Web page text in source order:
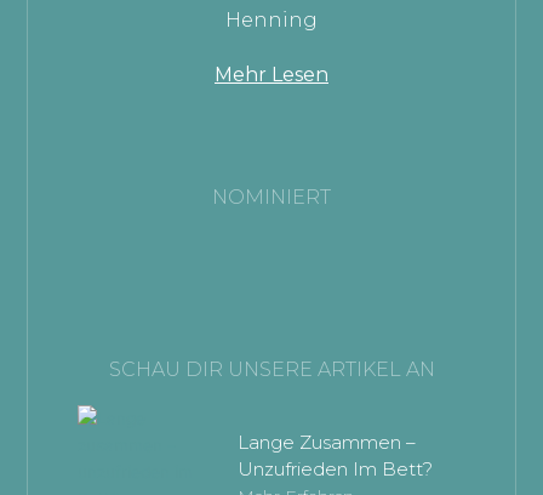
Henning
Mehr Lesen
NOMINIERT
SCHAU DIR UNSERE ARTIKEL AN
Lange Zusammen –
Unzufrieden Im Bett?